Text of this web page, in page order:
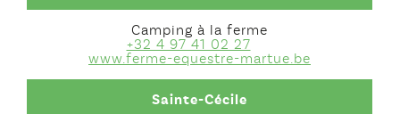
Camping à la ferme
+32 4 97 41 02 27
www.ferme-equestre-martue.be
Sainte-Cécile